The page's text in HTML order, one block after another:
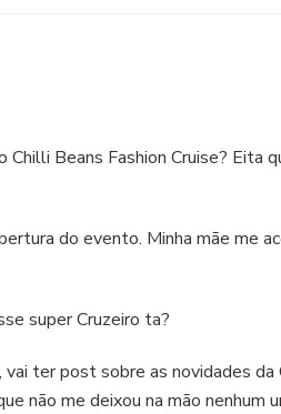
Chilli Beans Fashion Cruise? Eita
do evento. Minha mãe me
super Cruzeiro ta?
ter post sobre as novidades
não me deixou na mão nenhum